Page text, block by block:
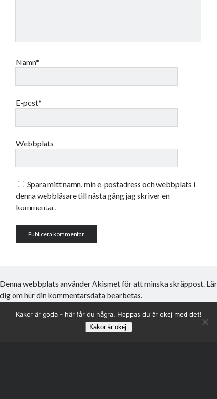
Namn*
E-post*
Webbplats
Spara mitt namn, min e-postadress och webbplats i
denna webbläsare till nästa gång jag skriver en
kommentar.
Denna webbplats använder Akismet för att minska skräppost. Lär
dig om hur din kommentarsdata bearbetas.
Kakor är goda – här får du några. Hoppas du är okej med det!
Kakor är okej.